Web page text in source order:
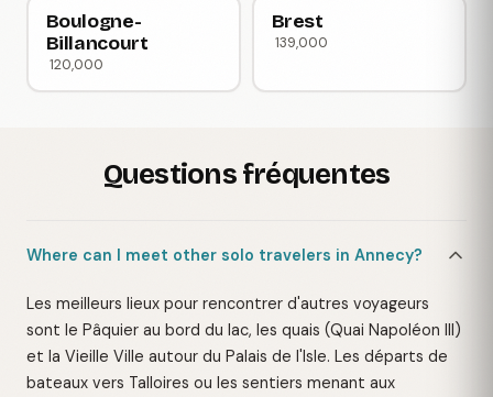
Boulogne-
Billancourt
120,000
Brest
139,000
Questions fréquentes
Where can I meet other solo travelers in Annecy?
Les meilleurs lieux pour rencontrer d'autres voyageurs
sont le Pâquier au bord du lac, les quais (Quai Napoléon III)
et la Vieille Ville autour du Palais de l'Isle. Les départs de
bateaux vers Talloires ou les sentiers menant aux